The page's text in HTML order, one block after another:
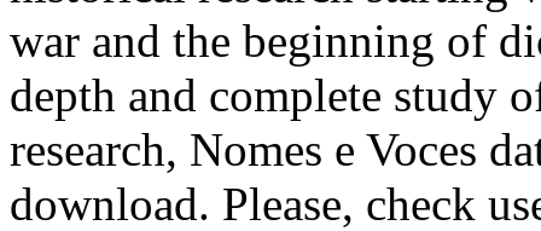
war and the beginning of
depth and complete study
research, Nomes e Voces
download. Please, check